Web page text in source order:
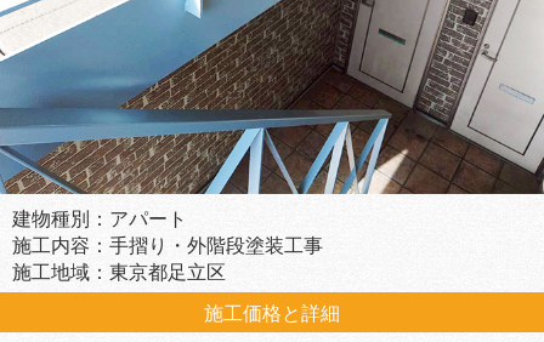
建物種別：アパート
施工内容：手摺り・外階段塗装工事
施工地域：東京都足立区
施工価格と詳細